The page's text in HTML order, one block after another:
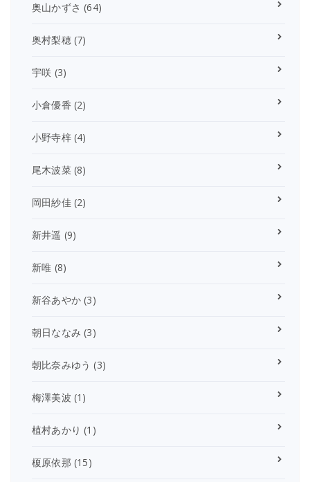
奥山かずさ (64)
奥村梨穂(7)
宇咲 (3)
小倉優香 (2)
小野寺梓(4)
尾木波菜(8)
岡田紗佳(2)
新井遥 (9)
新唯 (8)
新谷あやか (3)
朝日ななみ (3)
朝比奈みゆう (3)
梅澤美波 (1)
植村あかり (1)
榎原依那 (15)